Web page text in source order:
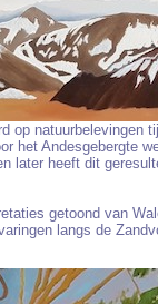
op natuurbelevingen
het Andesgebergte
later heeft dit
getoond van
langs de